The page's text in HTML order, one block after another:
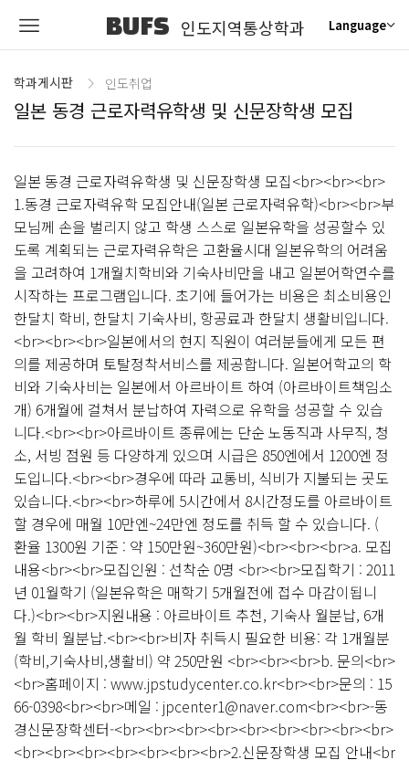
BUFS 인도지역통상학과 Language
학과게시판 인도취업
일본 동경 근로자력유학생 및 신문장학생 모집
일본 동경 근로자력유학생 및 신문장학생 모집<br><br><br>
1.동경 근로자력유학 모집안내(일본 근로자력유학)<br><br>부
모님께 손을 벌리지 않고 학생 스스로 일본유학을 성공할수 있
도록 계획되는 근로자력유학은 고환율시대 일본유학의 어려움
을 고려하여 1개월치학비와 기숙사비만을 내고 일본어학연수를
시작하는 프로그램입니다. 초기에 들어가는 비용은 최소비용인
한달치 학비, 한달치 기숙사비, 항공료과 한달치 생활비입니다.
<br><br><br>일본에서의 현지 직원이 여러분들에게 모든 편
의를 제공하며 토탈정착서비스를 제공합니다. 일본어학교의 학
비와 기숙사비는 일본에서 아르바이트 하여 (아르바이트책임소
개) 6개월에 걸쳐서 분납하여 자력으로 유학을 성공할 수 있습
니다.<br><br>아르바이트 종류에는 단순 노동직과 사무직, 청
소, 서빙 점원 등 다양하게 있으며 시급은 850엔에서 1200엔 정
도입니다.<br><br>경우에 따라 교통비, 식비가 지불되는 곳도
있습니다.<br><br>하루에 5시간에서 8시간정도를 아르바이트
할 경우에 매월 10만엔~24만엔 정도를 취득 할 수 있습니다. (
환율 1300원 기준 : 약 150만원~360만원)<br><br><br>a. 모집
내용<br><br>모집인원 : 선착순 0명 <br><br>모집학기 : 2011
년 01월학기 (일본유학은 매학기 5개월전에 접수 마감이됩니
다.)<br><br>지원내용 : 아르바이트 추천, 기숙사 월분납, 6개
월 학비 월분납.<br><br>비자 취득시 필요한 비용: 각 1개월분
(학비,기숙사비,생활비) 약 250만원 <br><br><br>b. 문의<br>
<br>홈페이지 : www.jpstudycenter.co.kr<br><br>문의 : 15
66-0398<br><br>메일 : jpcenter1@naver.com<br><br>-동
경신문장학센터-<br><br><br><br><br><br><br><br><br>
<br><br><br><br><br><br><br>2.신문장학생 모집 안내<br